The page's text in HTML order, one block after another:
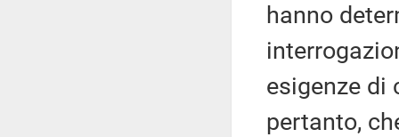
hanno
esigenze di
pertanto,